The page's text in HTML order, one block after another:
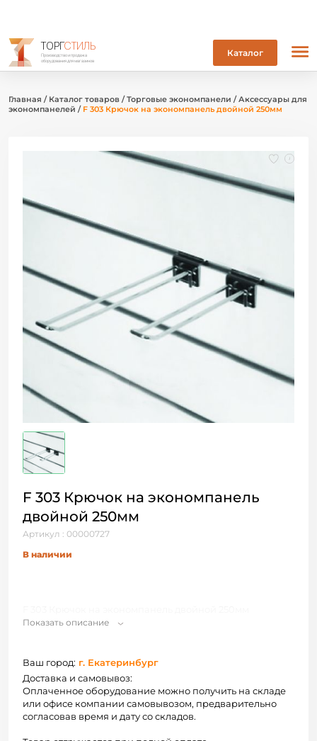
ТОРГСТИЛЬ
Производство и продажа
оборудования для магазинов
Каталог
Главная / Каталог товаров /Торговые экономпанели /Аксессуары для
экономпанелей / F 303 Крючок на экономпанель двойной 250мм
F 303 Крючок на экономпанель
двойной 250мм
Артикул : 00000727
В наличии
Показать описание
Ваш город: г. Екатеринбург
Доставка и самовывоз:
Оплаченное оборудование можно получить на складе
или офисе компании самовывозом, предварительно
согласовав время и дату со складов.